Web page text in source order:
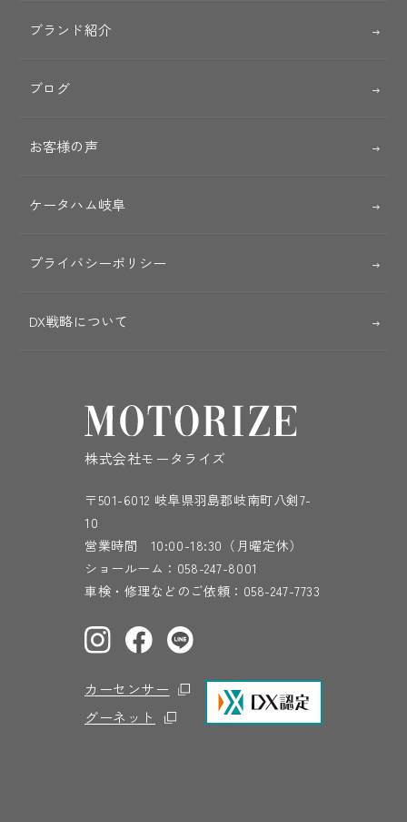
ブランド紹介
ブログ
お客様の声
ケータハム岐阜
プライバシーポリシー
DX戦略について
株式会社モータライズ
〒501-6012 岐阜県羽島郡岐南町八剣7-
10
営業時間 10:00-18:30（月曜定休）
ショールーム： 058-247-8001
車検・修理などのご依頼： 058-247-7733
カーセンサー
グーネット